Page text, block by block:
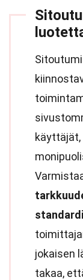
käyttäjät,
jokaisen
takaa,